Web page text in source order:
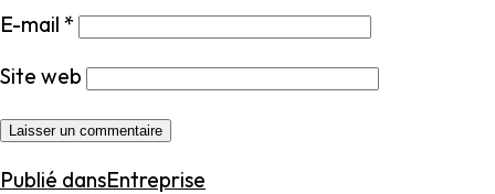
E-mail *
Site web
NAVIGATION
Publié dansEntreprise